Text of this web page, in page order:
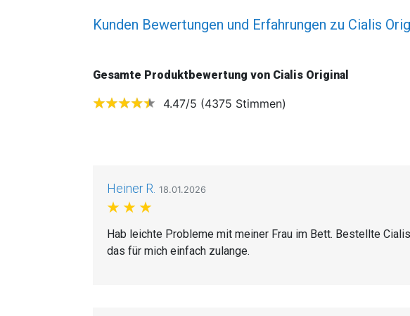
Kunden Bewertungen und Erfahrungen zu Cialis
Gesamte Produktbewertung von Cialis Original
4.47/5 (4375 Stimmen)
Heiner R. 18.01.2026
Hab leichte Probleme mit meiner Frau im Bett. Bestellte
das für mich einfach zulange.